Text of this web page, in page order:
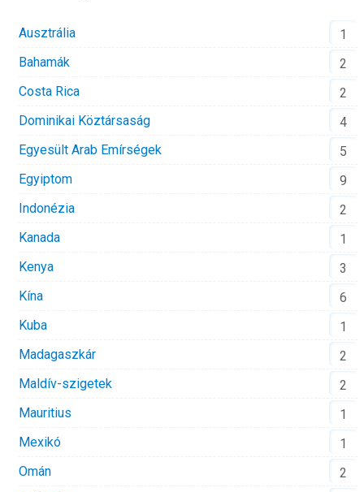
Ausztrália
1
Bahamák
2
Costa Rica
2
Dominikai Köztársaság
4
Egyesült Arab Emírségek
5
Egyiptom
9
Indonézia
2
Kanada
1
Kenya
3
Kína
6
Kuba
1
Madagaszkár
2
Maldív-szigetek
2
Mauritius
1
Mexikó
1
Omán
2